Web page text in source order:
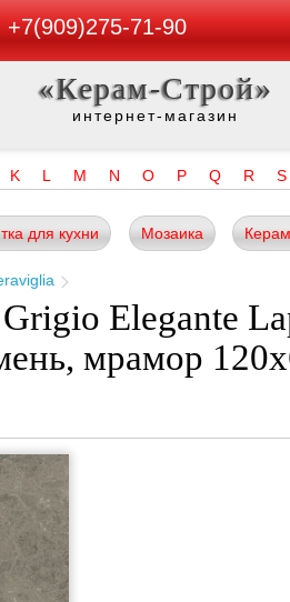
+7(909)275-71-90
«Керам-Строй»
интернет-магазин
K L M N O P Q R S
для кухни Мозаика
Elegante
мрамор